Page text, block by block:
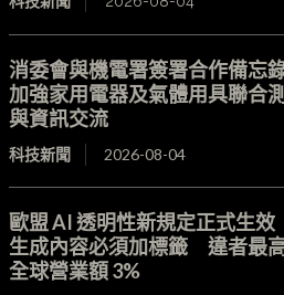
消委會與機電署簽署合作備忘
加強家用電器及氣體用具聯合
與資訊交流
科技新聞 2026-08-04
歐盟 AI 透明性新規定正式生效
生成內容必須加標籤 違者最
全球營業額 3%